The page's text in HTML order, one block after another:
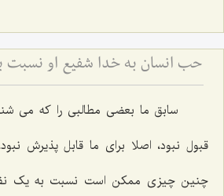
حب انسان به خدا شفیع او نسبت
سابق ما بعضی مطالبی را که می
قبول نبود، اصلا برای ما قابل پذیرش
چنین چیزی ممکن است نسبت به یک